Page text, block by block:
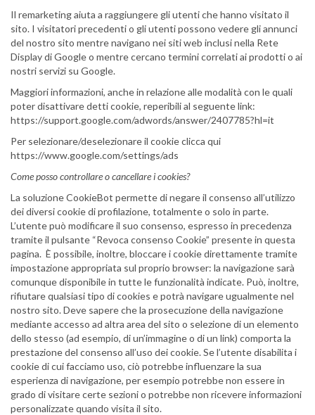
Il remarketing aiuta a raggiungere gli utenti che hanno visitato il
sito. I visitatori precedenti o gli utenti possono vedere gli annunci
del nostro sito mentre navigano nei siti web inclusi nella Rete
Display di Google o mentre cercano termini correlati ai prodotti o ai
nostri servizi su Google.
Maggiori informazioni, anche in relazione alle modalità con le quali
poter disattivare detti cookie, reperibili al seguente link:
https://support.google.com/adwords/answer/2407785?hl=it
Per selezionare/deselezionare il cookie clicca qui
https://www.google.com/settings/ads
Come posso controllare o cancellare i cookies?
La soluzione CookieBot permette di negare il consenso all’utilizzo
dei diversi cookie di profilazione, totalmente o solo in parte.
L’utente può modificare il suo consenso, espresso in precedenza
tramite il pulsante “Revoca consenso Cookie” presente in questa
pagina. È possibile, inoltre, bloccare i cookie direttamente tramite
impostazione appropriata sul proprio browser: la navigazione sarà
comunque disponibile in tutte le funzionalità indicate. Può, inoltre,
rifiutare qualsiasi tipo di cookies e potrà navigare ugualmente nel
nostro sito. Deve sapere che la prosecuzione della navigazione
mediante accesso ad altra area del sito o selezione di un elemento
dello stesso (ad esempio, di un’immagine o di un link) comporta la
prestazione del consenso all’uso dei cookie. Se l’utente disabilita i
cookie di cui facciamo uso, ciò potrebbe influenzare la sua
esperienza di navigazione, per esempio potrebbe non essere in
grado di visitare certe sezioni o potrebbe non ricevere informazioni
personalizzate quando visita il sito.